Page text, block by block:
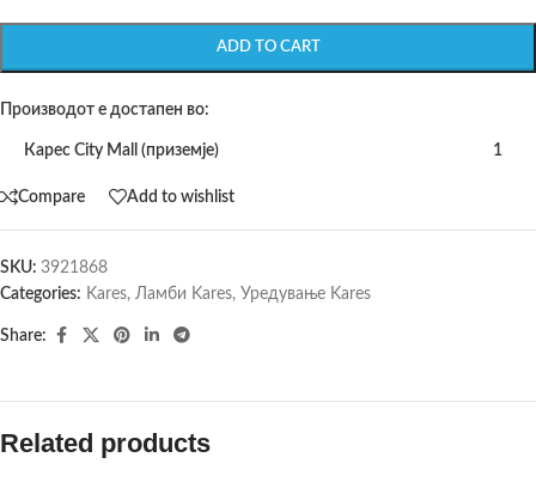
ADD TO CART
Производот е достапен во:
Карес City Mall (приземје) 1
Compare Add to wishlist
SKU: 3921868
Categories: Kares, Ламби Kares, Уредување Kares
Share:
Related products